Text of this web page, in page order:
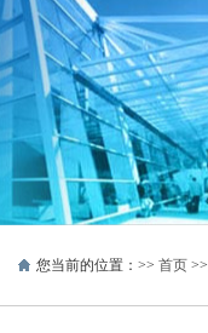
您当前的位置：>> 首页 >>